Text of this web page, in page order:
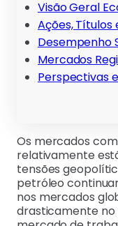
Visão Geral
Ações, Títulos
Desempenho
Mercados
Perspectivas
Os mercados
relativamente
tensões
petróleo
nos mercados
drasticamente no